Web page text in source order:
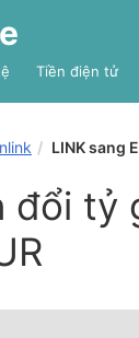
Tiền điện tử
LINK sang
đổi tỷ